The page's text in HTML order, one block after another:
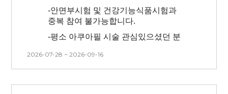
-최근 3개월 이내 피부과 시술한 분은
참여 어렵습니다.
(3개월 이내 피부과 시술하신 분의
가능여부 전달드릴 수 있습니다.)
예민하다고 생각되는 분은
/치아 보철물이 있는 경우 개인에 따라
시술 시 통증이 더 있으실 수 있습니다.
-추후 측정시 사용된 이미지 초상권
동의하는 자
-안면부시험 및 건강기능식품시험과
중복 참여 불가능합니다.
-평소 아쿠아필 시술 관심있으셨던 분
2026-07-28 ~ 2026-09-16